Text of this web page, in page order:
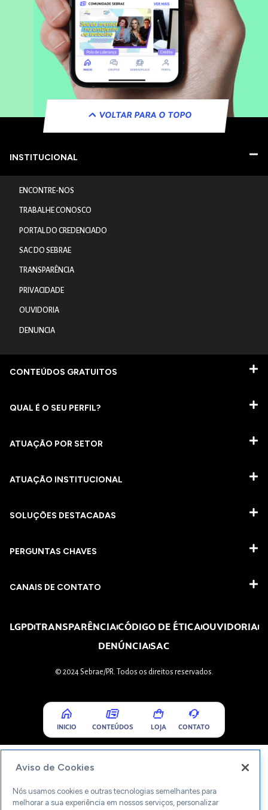
VOLTAR PARA O TOPO
INSTITUCIONAL
ENCONTRE-NOS
TRABALHE CONOSCO
PORTAL DO CREDENCIADO
SAC DO SEBRAE
TRANSPARÊNCIA
PRIVACIDADE
OUVIDORIA
DENUNCIA
CONTEÚDOS GRATUITOS
QUAL É O SEU PERFIL?
ATUAÇÃO POR SETOR
ATUAÇÃO INSTITUCIONAL
SOLUÇÕES DESTACADAS
PERGUNTAS CHAVES​
CANAIS DE CONTATO
LGPDTRANSPARÊNCIACÓDIGO DE ÉTICAOUVIDORIA
DENÚNCIASAC
© 2024 Sebrae/PR. Todos os direitos reservados.
INICIO CONTEÚDOS LOJA CONTATO
Aviso de Cookies
Nós usamos cookies e outras tecnologias semelhantes para
melhorar a sua experiência em nossos serviços, personalizar